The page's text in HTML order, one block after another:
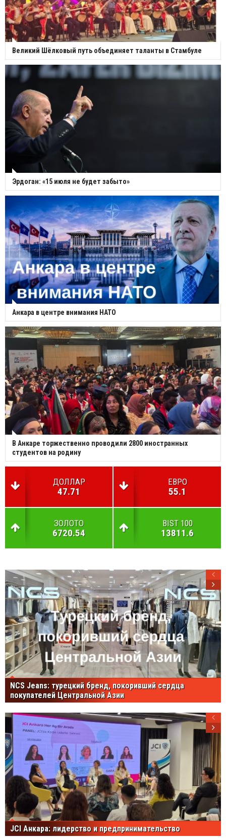
Великий Шёлковый путь объединяет таланты в Стамбуле
Эрдоган: «15 июля не будет забыто»
Анкара в центре внимания НАТО
В Анкаре торжественно проводили 2800 иностранных
студентов на родину
ДОЛЛАР
47.71
ЕВРО
55.1
ЗОЛОТО
6720.54
BIST 100
13811.6
NCS Jeans: турецкий бренд, покоривший сердца
покупателей Центральной Азии
JCI Анкара: лидерство и предпринимательство